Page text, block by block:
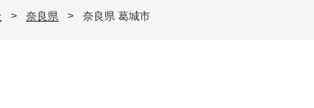
> 奈良県 > 奈良県 葛城市